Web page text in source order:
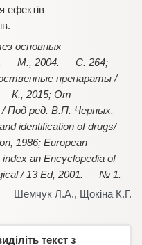
ефектів
основных
— М., 2004. — С. 264;
препараты /
К., 2015; От
/ Под ред. В.П. Черных. —
identification of drugs/
1986; European
an Encyclopedia of
/ 13 Ed, 2001. — № 1.
Шемчук Л.А., Щокіна К.Г.
текст з